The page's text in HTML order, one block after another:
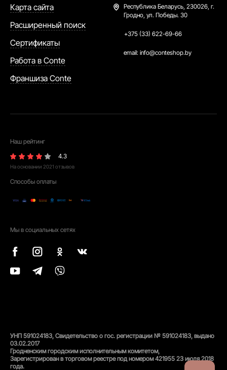
Карта сайта
Расширенный поиск
Сертификаты
Работа в Conte
Франшиза Conte
Республика Беларусь, 230026, г.
Гродно, ул. Победы. 30
+375 (33) 622-69-66
email: info@conteshop.by
Наш рейтинг
4.3
На основании 2021 отзывов
Способы оплаты
Мы в социальных сетях
УНП 591024183, Свидетельство о гос. регистрации № 591024183, выдано
03.02.2017
Гродненским городским исполнительным комитетом,
Зарегистрирован в торговом реестре под номером 421955 23 июля 2018
года.